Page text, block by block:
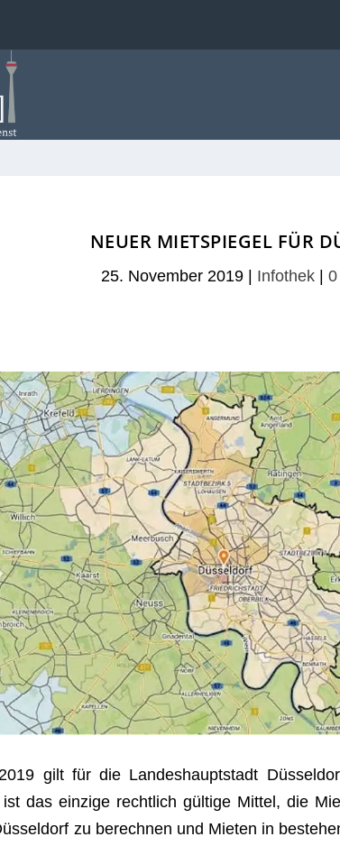
NEUER MIETSPIEGEL FÜR
25. November 2019| Infothek| 0
gilt für die Lan­des­haupt­stadt
ist das ein­zige recht­lich gül­tige Mit­tel, die
zu berech­nen und Mie­ten in